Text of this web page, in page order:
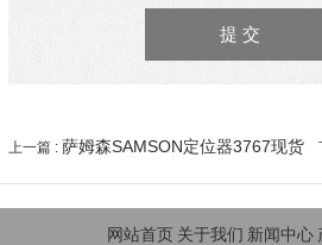
上一篇 : 萨姆森SAMSON定位器3767现货
网站首页 关于我们 新闻中心